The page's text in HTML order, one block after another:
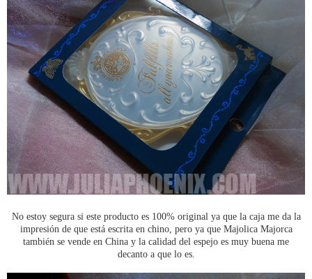
No estoy segura si este producto es 100% original ya que la caja me da la
impresión de que está escrita en chino, pero ya que Majolica Majorca
también se vende en China y la calidad del espejo es muy buena me
decanto a que lo es.